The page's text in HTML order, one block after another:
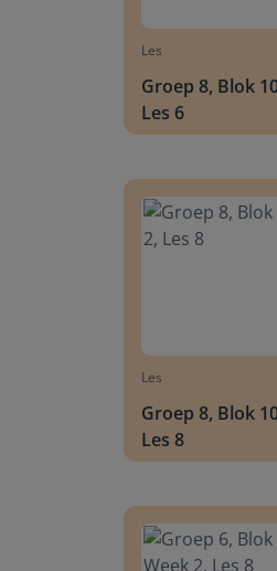
Les
Groep 8, Blok
Les 6
Les
Groep 8, Blok
Les 8